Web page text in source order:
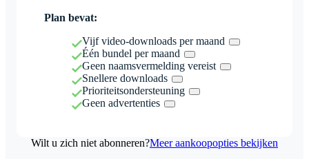
Plan bevat:
Vijf video-downloads per maand
Één bundel per maand
Geen naamsvermelding vereist
Snellere downloads
Prioriteitsondersteuning
Geen advertenties
Wilt u zich niet abonneren?Meer aankoopopties bekijken